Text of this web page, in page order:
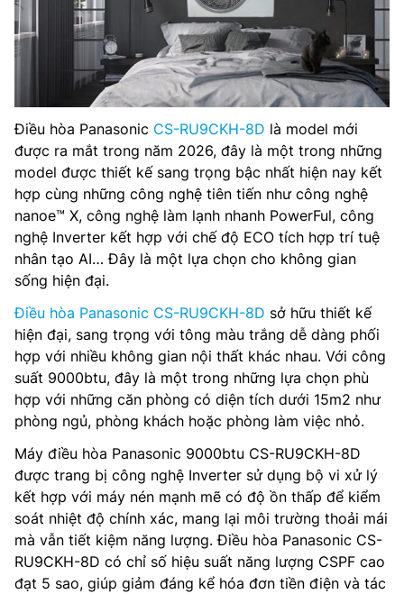
Điều hòa Panasonic CS-RU9CKH-8D là model mới
được ra mắt trong năm 2026, đây là một trong những
model được thiết kế sang trọng bậc nhất hiện nay kết
hợp cùng những công nghệ tiên tiến như công nghệ
nanoe™ X, công nghệ làm lạnh nhanh PowerFul, công
nghệ Inverter kết hợp với chế độ ECO tích hợp trí tuệ
nhân tạo AI… Đây là một lựa chọn cho không gian
sống hiện đại.
Điều hòa Panasonic CS-RU9CKH-8D sở hữu thiết kế
hiện đại, sang trọng với tông màu trắng dễ dàng phối
hợp với nhiều không gian nội thất khác nhau. Với công
suất 9000btu, đây là một trong những lựa chọn phù
hợp với những căn phòng có diện tích dưới 15m2 như
phòng ngủ, phòng khách hoặc phòng làm việc nhỏ.
Máy điều hòa Panasonic 9000btu CS-RU9CKH-8D
được trang bị công nghệ Inverter sử dụng bộ vi xử lý
kết hợp với máy nén mạnh mẽ có độ ồn thấp để kiểm
soát nhiệt độ chính xác, mang lại môi trường thoải mái
mà vẫn tiết kiệm năng lượng. Điều hòa Panasonic CS-
RU9CKH-8D có chỉ số hiệu suất năng lượng CSPF cao
đạt 5 sao, giúp giảm đáng kể hóa đơn tiền điện và tác